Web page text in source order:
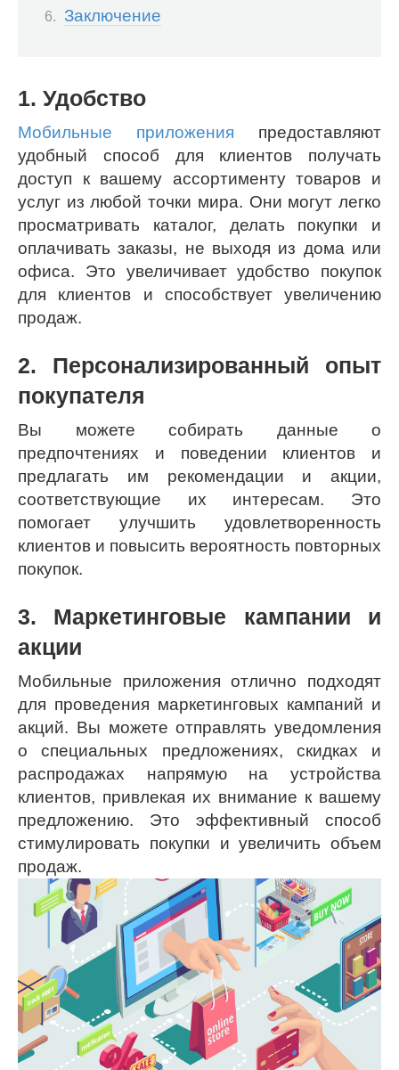
Заключение
1. Удобство
Мобильные приложения предоставляют
удобный способ для клиентов получать
доступ к вашему ассортименту товаров и
услуг из любой точки мира. Они могут легко
просматривать каталог, делать покупки и
оплачивать заказы, не выходя из дома или
офиса. Это увеличивает удобство покупок
для клиентов и способствует увеличению
продаж.
2. Персонализированный опыт
покупателя
Вы можете собирать данные о
предпочтениях и поведении клиентов и
предлагать им рекомендации и акции,
соответствующие их интересам. Это
помогает улучшить удовлетворенность
клиентов и повысить вероятность повторных
покупок.
3. Маркетинговые кампании и
акции
Мобильные приложения отлично подходят
для проведения маркетинговых кампаний и
акций. Вы можете отправлять уведомления
о специальных предложениях, скидках и
распродажах напрямую на устройства
клиентов, привлекая их внимание к вашему
предложению. Это эффективный способ
стимулировать покупки и увеличить объем
продаж.